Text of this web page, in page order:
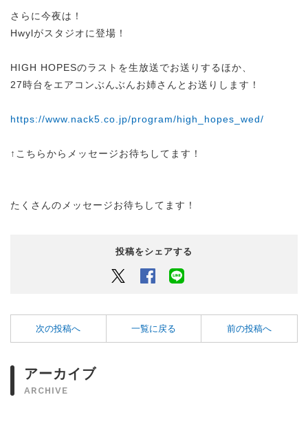
さらに今夜は！
Hwylがスタジオに登場！
HIGH HOPESのラストを生放送でお送りするほか、
27時台をエアコンぶんぶんお姉さんとお送りします！
https://www.nack5.co.jp/program/high_hopes_wed/
↑こちらからメッセージお待ちしてます！
たくさんのメッセージお待ちしてます！
投稿をシェアする
Twitter Facebook
次の投稿へ 一覧に戻る 前の投稿へ
アーカイブ
ARCHIVE